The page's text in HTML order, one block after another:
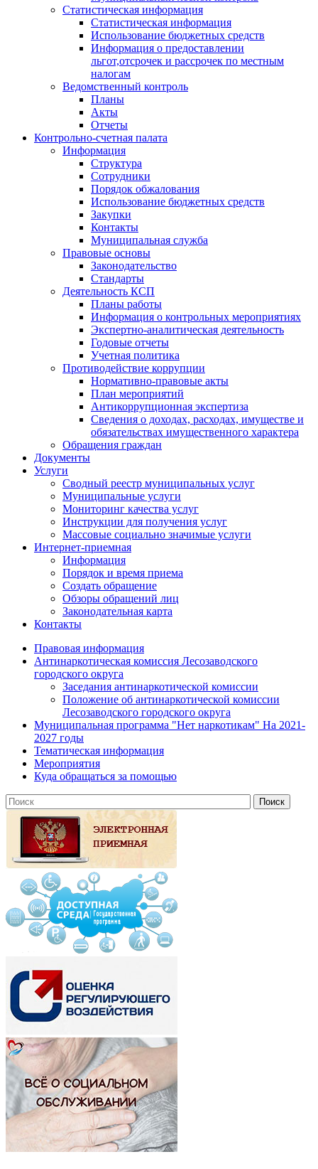
Статистическая информация
Статистическая информация
Использование бюджетных средств
Информация о предоставлении
льгот,отсрочек и рассрочек по местным
налогам
Ведомственный контроль
Планы
Акты
Отчеты
Контрольно-счетная палата
Информация
Структура
Сотрудники
Порядок обжалования
Использование бюджетных средств
Закупки
Контакты
Муниципальная служба
Правовые основы
Законодательство
Стандарты
Деятельность КСП
Планы работы
Информация о контрольных мероприятиях
Экспертно-аналитическая деятельность
Годовые отчеты
Учетная политика
Противодействие коррупции
Нормативно-правовые акты
План мероприятий
Антикоррупционная экспертиза
Сведения о доходах, расходах, имуществе и
обязательствах имущественного характера
Обращения граждан
Документы
Услуги
Сводный реестр муниципальных услуг
Муниципальные услуги
Мониторинг качества услуг
Инструкции для получения услуг
Массовые социально значимые услуги
Интернет-приемная
Информация
Порядок и время приема
Создать обращение
Обзоры обращений лиц
Законодательная карта
Контакты
Правовая информация
Антинаркотическая комиссия Лесозаводского
городского округа
Заседания антинаркотической комиссии
Положение об антинаркотической комиссии
Лесозаводского городского округа
Муниципальная программа "Нет наркотикам" На 2021-
2027 годы
Тематическая информация
Мероприятия
Куда обращаться за помощью